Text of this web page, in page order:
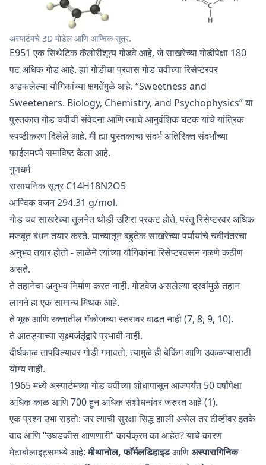
अस्पार्टमचे 3D मोडेल आणि आण्विक सूत्र.
E951 एक सिंथेटिक कॅलोरीशून्य गोडवे आहे, जे साखरेच्या गोडीपेक्षा 180
पट अधिक गोड आहे. ह्या गोडीचा प्रवास गोड चवीच्या रिसेप्टरवर
अडकलेल्या यौगिकांच्या क्षमतेंमुळे आहे. “Sweetness and
Sweeteners. Biology, Chemistry, and Psychophysics” या
पुस्तकात गोड चवीची संवेदना आणि त्याचे आनुवंशिक घटक यांचे यांत्रिक
स्पष्टीकरण दिलेले आहे. मी ह्या पुस्तकाचा संदर्भ अतिरिक्त संदर्भांच्या
फाईलमध्ये समाविष्ट केला आहे.
गुणधर्म
रासायनिक सूत्र C14H18N2O5
आण्विक वजन 294.31 g/mol.
गोड चव साखरेच्या तुलनेत थोडी उशिरा प्रकट होते, परंतु रिसेप्टरवर अधिक
मजबूत बंधन तयार करते. याच्यातून बहुतेक साखरेच्या पर्यायांचे चवीनंतरचा
अनुभव तयार होतो - लाळेने त्यांच्या यौगिकांना रिसेप्टरवरून गळणे कठीण
असते.
ते तहानेचा अनुभव निर्माण करत नाही. गोडवेज असलेल्या द्रवांमुळे तहान
लागने हा एक सामान्य मिथक आहे.
ते भूक आणि रक्तातील गॅकोजच्या स्तरावर वाढत नाही (7, 8, 9, 10).
ते आतड्याच्या सूक्ष्मजंतूंद्वारे प्रभावी नाही.
दीर्घकाळ तापविल्यावर गोडी गमावतो, त्यामुळे ही बेकिंग आणि उकळण्यासाठी
योग्य नाही.
1965 मध्ये अस्पार्टमच्या गोड चवीच्या शोधापासून आजपर्यंत 50 वर्षांपेक्षा
अधिक काळ आणि 700 हून अधिक संशोधनांवर जरुरत आहे (1).
एक प्रश्न उभा राहतो: जर त्याची सुरक्षा सिद्ध झाली असेल तर टीव्हीवर इतके
वाद आणि “उघडकीस आणणारी” कार्यक्रम का आहेत? याचे कारण
मेटाबोलाइट्समध्ये आहे:मीथानोल, फॉर्मलडिहाइडआणिअस्पारागिनिक